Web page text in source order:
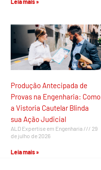
Produção Antecipada de
Provas na Engenharia: Como
a Vistoria Cautelar Blinda
sua Ação Judicial
ALD Expertise em Engenharia
29
de julho de 2026
Leia mais »